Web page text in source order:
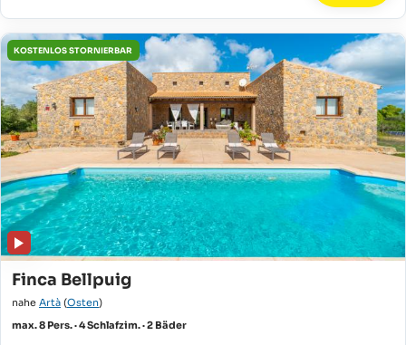
KOSTENLOS STORNIERBAR
Finca Bellpuig
nahe Artà (Osten)
max. 8 Pers. · 4 Schlafzim. · 2 Bäder